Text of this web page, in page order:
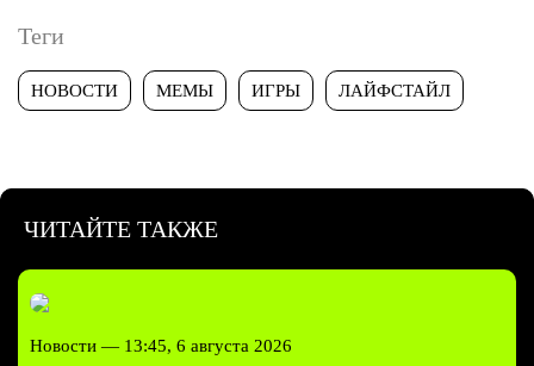
Теги
НОВОСТИ МЕМЫ ИГРЫ ЛАЙФСТАЙЛ
ЧИТАЙТЕ ТАКЖЕ
Новости — 13:45, 6 августа 2026